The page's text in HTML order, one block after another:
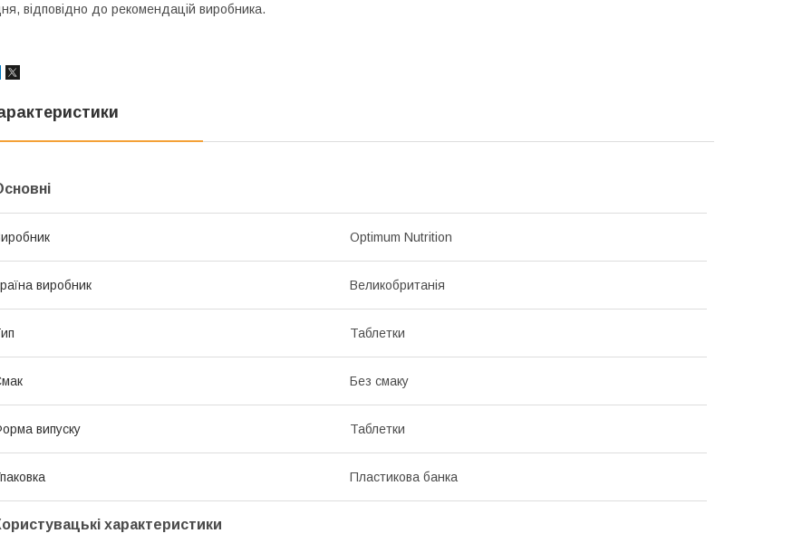
відповідно до рекомендацій виробника.
Optimum Nutrition
виробник Великобританія
Таблетки
Без смаку
випуску Таблетки
Пластикова банка
характеристики